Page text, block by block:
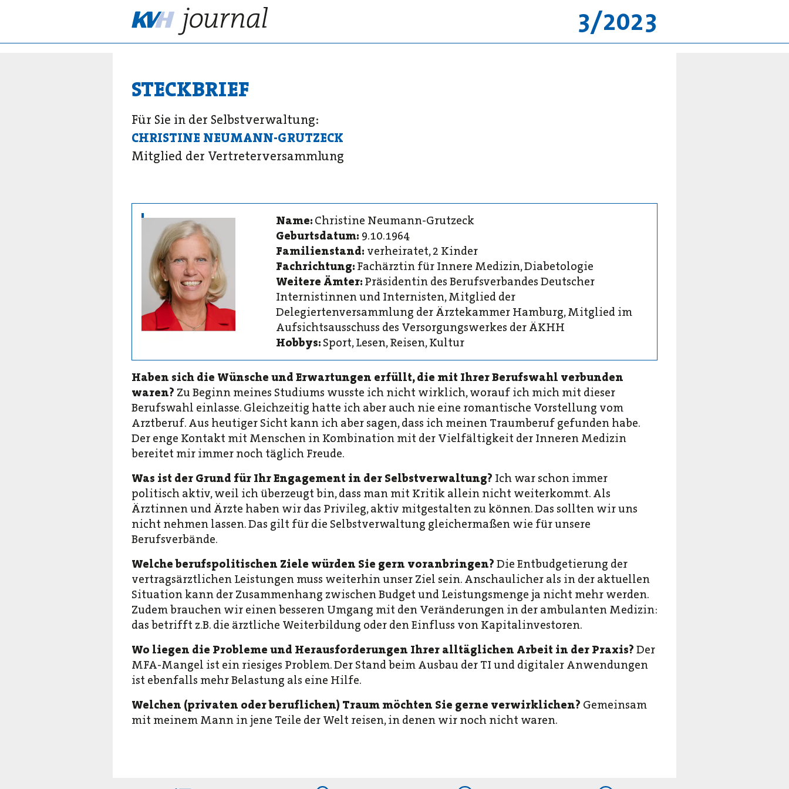
3/2023
STECKBRIEF
Für Sie in der Selbstverwaltung:
CHRISTINE NEUMANN-GRUTZECK
Mitglied der Vertreterversammlung
Name: Christine Neumann-Grutzeck
Geburtsdatum: 9.10.1964
Familienstand: verheiratet, 2 Kinder
Fachrichtung: Fachärztin für Innere Medizin, Diabetologie
Weitere Ämter: Präsidentin des Berufsverbandes Deutscher
Internistinnen und Internisten, Mitglied der
Delegiertenversammlung der Ärztekammer Hamburg, Mitglied im
Aufsichtsausschuss des Versorgungswerkes der ÄKHH
Hobbys: Sport, Lesen, Reisen, Kultur
Haben sich die Wünsche und Erwartungen erfüllt, die mit Ihrer Berufswahl verbunden
waren? Zu Beginn meines Studiums wusste ich nicht wirklich, worauf ich mich mit dieser
Berufswahl einlasse. Gleichzeitig hatte ich aber auch nie eine romantische Vorstellung vom
Arztberuf. Aus heutiger Sicht kann ich aber sagen, dass ich meinen Traumberuf gefunden habe.
Der enge Kontakt mit Menschen in Kombination mit der Vielfältigkeit der Inneren Medizin
bereitet mir immer noch täglich Freude.
Was ist der Grund für Ihr Engagement in der Selbstverwaltung? Ich war schon immer
politisch aktiv, weil ich überzeugt bin, dass man mit Kritik allein nicht weiterkommt. Als
Ärztinnen und Ärzte haben wir das Privileg, aktiv mitgestalten zu können. Das sollten wir uns
nicht nehmen lassen. Das gilt für die Selbstverwaltung gleichermaßen wie für unsere
Berufsverbände.
Welche berufspolitischen Ziele würden Sie gern voranbringen? Die Entbudgetierung der
vertragsärztlichen Leistungen muss weiterhin unser Ziel sein. Anschaulicher als in der aktuellen
Situation kann der Zusammenhang zwischen Budget und Leistungsmenge ja nicht mehr werden.
Zudem brauchen wir einen besseren Umgang mit den Veränderungen in der ambulanten Medizin:
das betrifft z.B. die ärztliche Weiterbildung oder den Einfluss von Kapitalinvestoren.
Wo liegen die Probleme und Herausforderungen Ihrer alltäglichen Arbeit in der Praxis? Der
MFA-Mangel ist ein riesiges Problem. Der Stand beim Ausbau der TI und digitaler Anwendungen
ist ebenfalls mehr Belastung als eine Hilfe.
Welchen (privaten oder beruflichen) Traum möchten Sie gerne verwirklichen? Gemeinsam
mit meinem Mann in jene Teile der Welt reisen, in denen wir noch nicht waren.